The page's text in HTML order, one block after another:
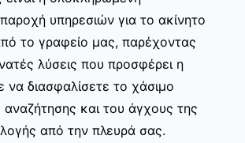
υπηρεσιών για το ακίνητο
το γραφείο μας, παρέχοντας
λύσεις που προσφέρει η
διασφαλίσετε το χάσιμο
και του άγχους της
από την πλευρά σας.